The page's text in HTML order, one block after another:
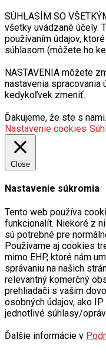
SÚHLASÍM SO
všetky uvádzané účely.
používaním údajov,
súhlasom (môžete ho
NASTAVENIA môžete
nastavenia spracovania
kedykoľvek zmeniť.
Ďakujeme, že ste s nami.
Nastavenie cookies
Close
Nastavenie súkromia
Tento web používa
funkcionalít. Niekoré z
sú potrebné pre
Používame aj cookies
mimo EHP, ktoré nám
správaniu na našich
relevantný komerčný
prehliadači s vašim
osobných údajov, ako
jednotlivé súhlasy/
Ďalšie informácie v